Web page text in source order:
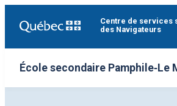
Centre de services
des Navigateurs
École secondaire Pamphile‑Le